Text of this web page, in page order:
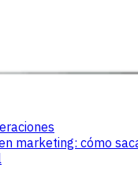
marketing: cómo